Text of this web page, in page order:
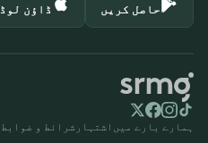
حاصل کریں ڈاؤن لوڈ
ہمارے بارے میں اشتہار شرائط و ضوابط